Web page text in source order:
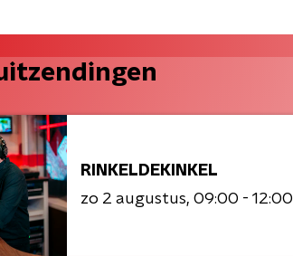
RINKELDEKINKEL
zo 2 augustus 09:00 - 12:00